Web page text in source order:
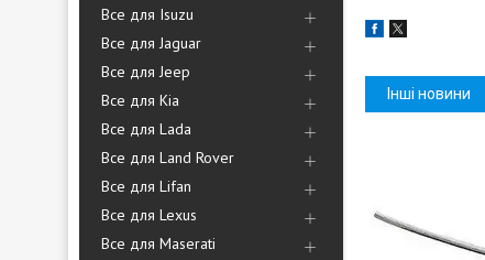
Все для Isuzu
Все для Jaguar
Все для Jeep
Все для Kia
Все для Lada
Все для Land Rover
Все для Lifan
Все для Lexus
Все для Maserati
Інші новини